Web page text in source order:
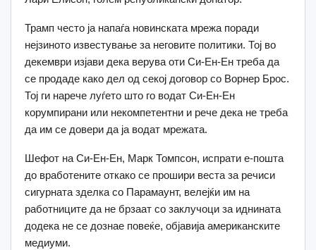
Трамп често ја напаѓа новинската мрежа поради
нејзиното известување за неговите политики. Тој во
декември изјави дека верува оти Си-Ен-Ен треба да
се продаде како дел од секој договор со Ворнер Брос.
Тој ги нарече луѓето што го водат Си-Ен-Ен
корумпирани или некомпетентни и рече дека не треба
да им се довери да ја водат мрежата.
Шефот на Си-Ен-Ен, Марк Томпсон, испрати е-пошта
до вработените откако се прошири веста за речиси
сигурната зделка со Парамаунт, велејќи им на
работниците да не брзаат со заклучоци за иднината
додека не се дознае повеќе, објавија американските
медиуми.